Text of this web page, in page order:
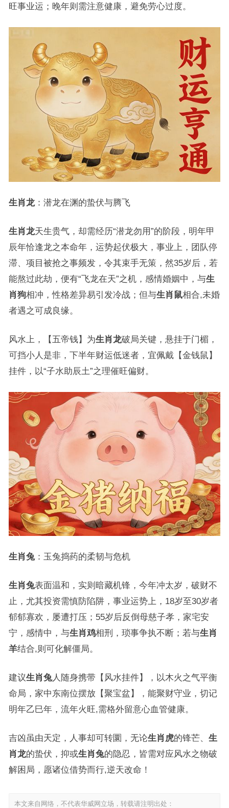
旺事业运；晚年则需注意健康，避免劳心过度。
生肖龙：潜龙在渊的蛰伏与腾飞
生肖龙天生贵气，却需经历“潜龙勿用”的阶段，明年甲
辰年恰逢龙之本命年，运势起伏极大，事业上，团队停
滞、项目被抢之事频发，令其束手无策，然35岁后，若
能熬过此劫，便有“飞龙在天”之机，感情婚姻中，与生
肖狗相冲，性格差异易引发冷战；但与生肖鼠相合,未婚
者遇之可成良缘。
风水上，【五帝钱】为生肖龙破局关键，悬挂于门楣，
可挡小人是非，下半年财运低迷者，宜佩戴【金钱鼠】
挂件，以“子水助辰土”之理催旺偏财。
生肖兔：玉兔捣药的柔韧与危机
生肖兔表面温和，实则暗藏机锋，今年冲太岁，破财不
止，尤其投资需慎防陷阱，事业运势上，18岁至30岁者
郁郁寡欢，屡遭打压；55岁后反倒母慈子孝，家宅安
宁，感情中，与生肖鸡相刑，琐事争执不断；若与生肖
羊结合,则可化解僵局。
建议生肖兔人随身携带【风水挂件】，以木火之气平衡
命局，家中东南位摆放【聚宝盆】，能聚财守业，切记
明年乙巳年，流年火旺,需格外留意心血管健康。
吉凶虽由天定，人事却可转圜，无论生肖虎的锋芒、 生
肖龙的蛰伏，抑或生肖兔的隐忍，皆需对应风水之物破
解困局，愿诸位借势而行,逆天改命！
本文来自网络，不代表华威网立场，转载请注明出处：